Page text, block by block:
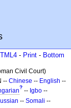
- Print - Bottom
Civil Court)
-- Chinese -- English --
? -- Igbo --
-- Somali --